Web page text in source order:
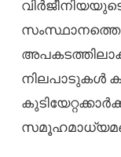
നിലപാടുകൾ